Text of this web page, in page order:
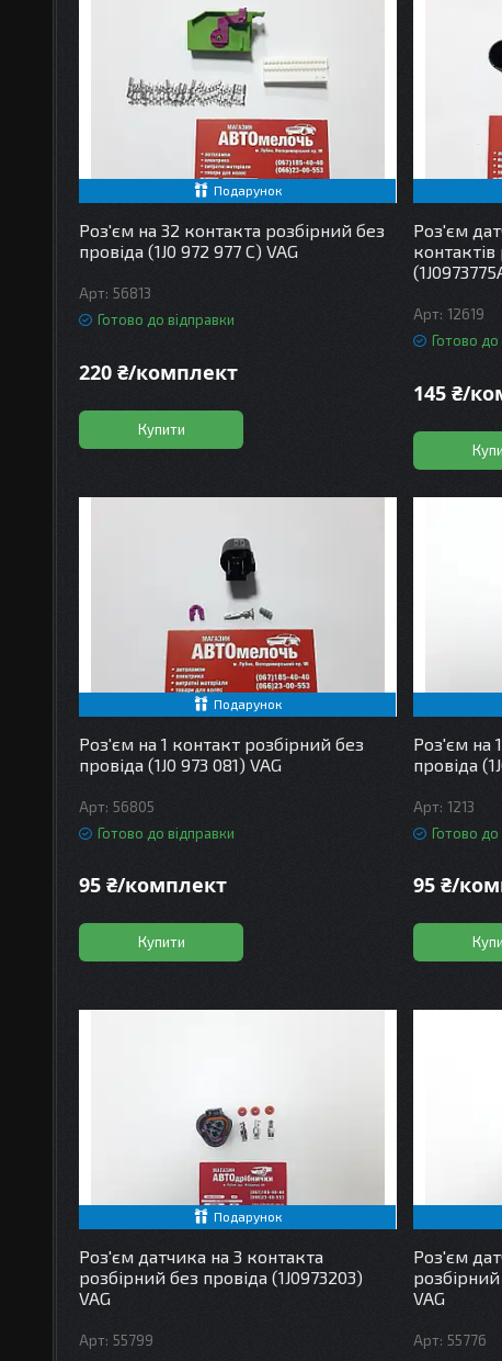
Подарунок
Роз'єм на 32 контакта розбірний без
провіда (1J0 972 977 C) VAG
56813
Готово до відправки
220 ₴/комплект
Купити
Роз'єм
12619
Готово до
145 ₴/
Подарунок
Роз'єм на 1 контакт розбірний без
провіда (1J0 973 081) VAG
56805
Готово до відправки
95 ₴/комплект
Купити
Роз'єм на
провіда
1213
Готово до
95 ₴/
Подарунок
Роз'єм датчика на 3 контакта
розбірний без провіда (1J0973203)
VAG
55799
Роз'єм
VAG
55776